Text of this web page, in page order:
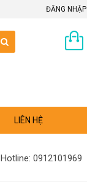
ĐĂNG NHẬP
LIÊN HỆ
Hotline: 0912101969